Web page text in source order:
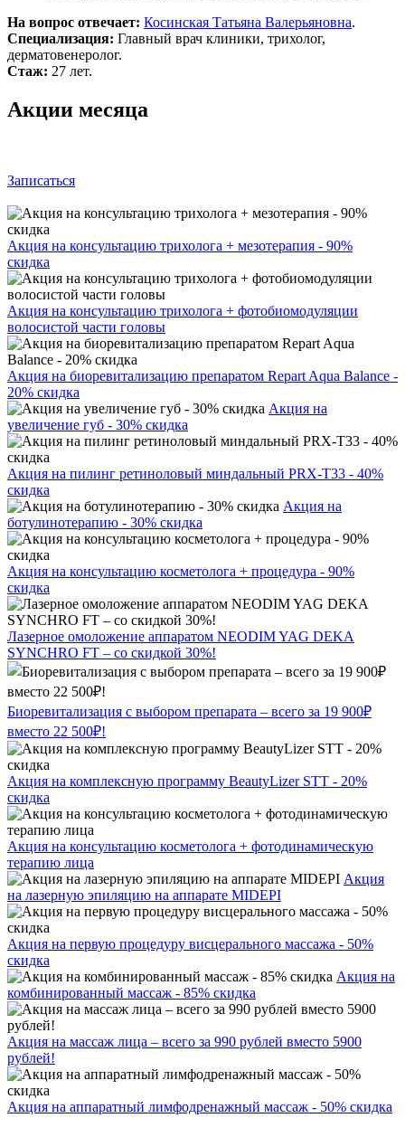
На вопрос отвечает: Косинская Татьяна Валерьяновна.
Специализация: Главный врач клиники, трихолог,
дерматовенеролог.
Стаж: 27 лет.
Акции месяца
Записаться
Акция на консультацию трихолога + мезотерапия - 90%
скидка
Акция на консультацию трихолога + фотобиомодуляции
волосистой части головы
Акция на биоревитализацию препаратом Repart Aqua Balance -
20% скидка
Акция на
увеличение губ - 30% скидка
Акция на пилинг ретиноловый миндальный PRX-T33 - 40%
скидка
Акция на
ботулинотерапию - 30% скидка
Акция на консультацию косметолога + процедура - 90%
скидка
Лазерное омоложение аппаратом NEODIM YAG DEKA
SYNCHRO FT – со скидкой 30%!
Биоревитализация с выбором препарата – всего за 19 900₽
вместо 22 500₽!
Акция на комплексную программу BeautyLizer STT - 20%
скидка
Акция на консультацию косметолога + фотодинамическую
терапию лица
Акция
на лазерную эпиляцию на аппарате MIDEPI
Акция на первую процедуру висцерального массажа - 50%
скидка
Акция на
комбинированный массаж - 85% скидка
Акция на массаж лица – всего за 990 рублей вместо 5900
рублей!
Акция на аппаратный лимфодренажный массаж - 50% скидка